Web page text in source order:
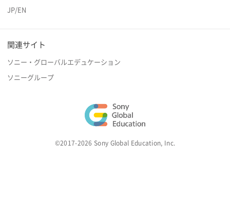
JP/EN
関連サイト
ソニー・グローバルエデュケーション
ソニーグループ
©2017-2026 Sony Global Education, Inc.